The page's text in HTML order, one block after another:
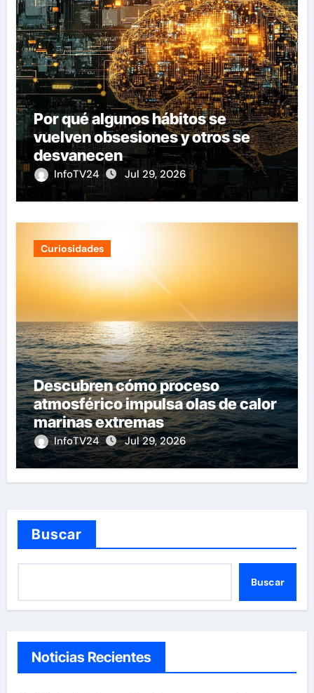
Por qué algunos hábitos se
vuelven obsesiones y otros se
desvanecen
InfoTV24 Jul 29, 2026
Curiosidades
Descubren cómo proceso
atmosférico impulsa olas de calor
marinas extremas
InfoTV24 Jul 29, 2026
Buscar
Buscar
Noticias Recientes